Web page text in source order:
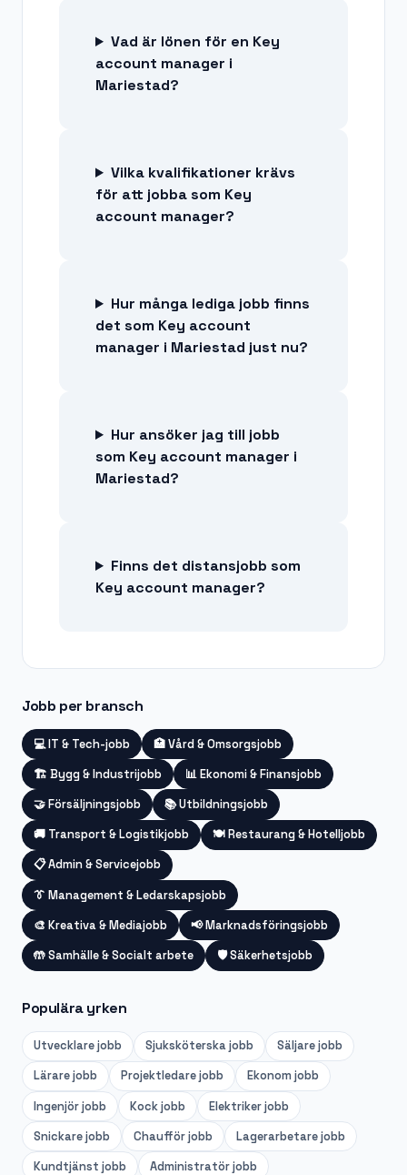
Vad är lönen för en Key
account manager i
Mariestad?
Vilka kvalifikationer krävs
för att jobba som Key
account manager?
Hur många lediga jobb finns
det som Key account
manager i Mariestad just nu?
Hur ansöker jag till jobb
som Key account manager i
Mariestad?
Finns det distansjobb som
Key account manager?
Jobb per bransch
💻IT & Tech-jobb 🏥Vård & Omsorgsjobb
🏗️ Bygg & Industrijobb 📊Ekonomi & Finansjobb
🤝Försäljningsjobb 📚Utbildningsjobb
🚚 Transport & Logistikjobb 🍽️Restaurang & Hotelljobb
📋Admin & Servicejobb
👔 Management & Ledarskapsjobb
🎨 Kreativa & Mediajobb 📢Marknadsföringsjobb
🤲Samhälle & Socialt arbete 🛡️Säkerhetsjobb
Populära yrken
Utvecklarejobb Sjuksköterskajobb Säljarejobb
Lärarejobb Projektledarejobb Ekonom jobb
Ingenjörjobb Kockjobb Elektrikerjobb
Snickarejobb Chaufförjobb Lagerarbetarejobb
Kundtjänst jobb Administratörjobb